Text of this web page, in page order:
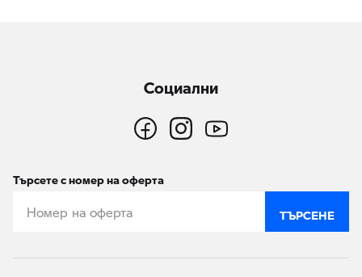
Социални
Търсете с номер на оферта
ТЪРСЕНЕ